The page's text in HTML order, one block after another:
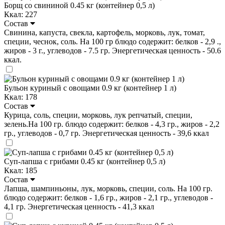
Борщ со свининой 0.45 кг (контейнер 0,5 л)
Ккал: 227
Состав
Свинина, капуста, свекла, картофель, морковь, лук, томат,
специи, чеснок, соль. На 100 гр блюдо содержит: белков - 2,9 .,
жиров - 3 г., углеводов - 7.5 гр. Энергетическая ценность - 50.6
ккал.
Бульон куриный с овощами 0.9 кг (контейнер 1 л)
Ккал: 178
Состав
Курица, соль, специи, морковь, лук репчатый, специи,
зелень.На 100 гр. блюдо содержит: белков - 4,3 гр., жиров - 2,2
гр., углеводов - 0,7 гр. Энергетическая ценность - 39,6 ккал
Суп-лапша с грибами 0.45 кг (контейнер 0,5 л)
Ккал: 185
Состав
Лапша, шампиньоны, лук, морковь, специи, соль. На 100 гр.
блюдо содержит: белков - 1,6 гр., жиров - 2,1 гр., углеводов -
4,1 гр. Энергетическая ценность - 41,3 ккал